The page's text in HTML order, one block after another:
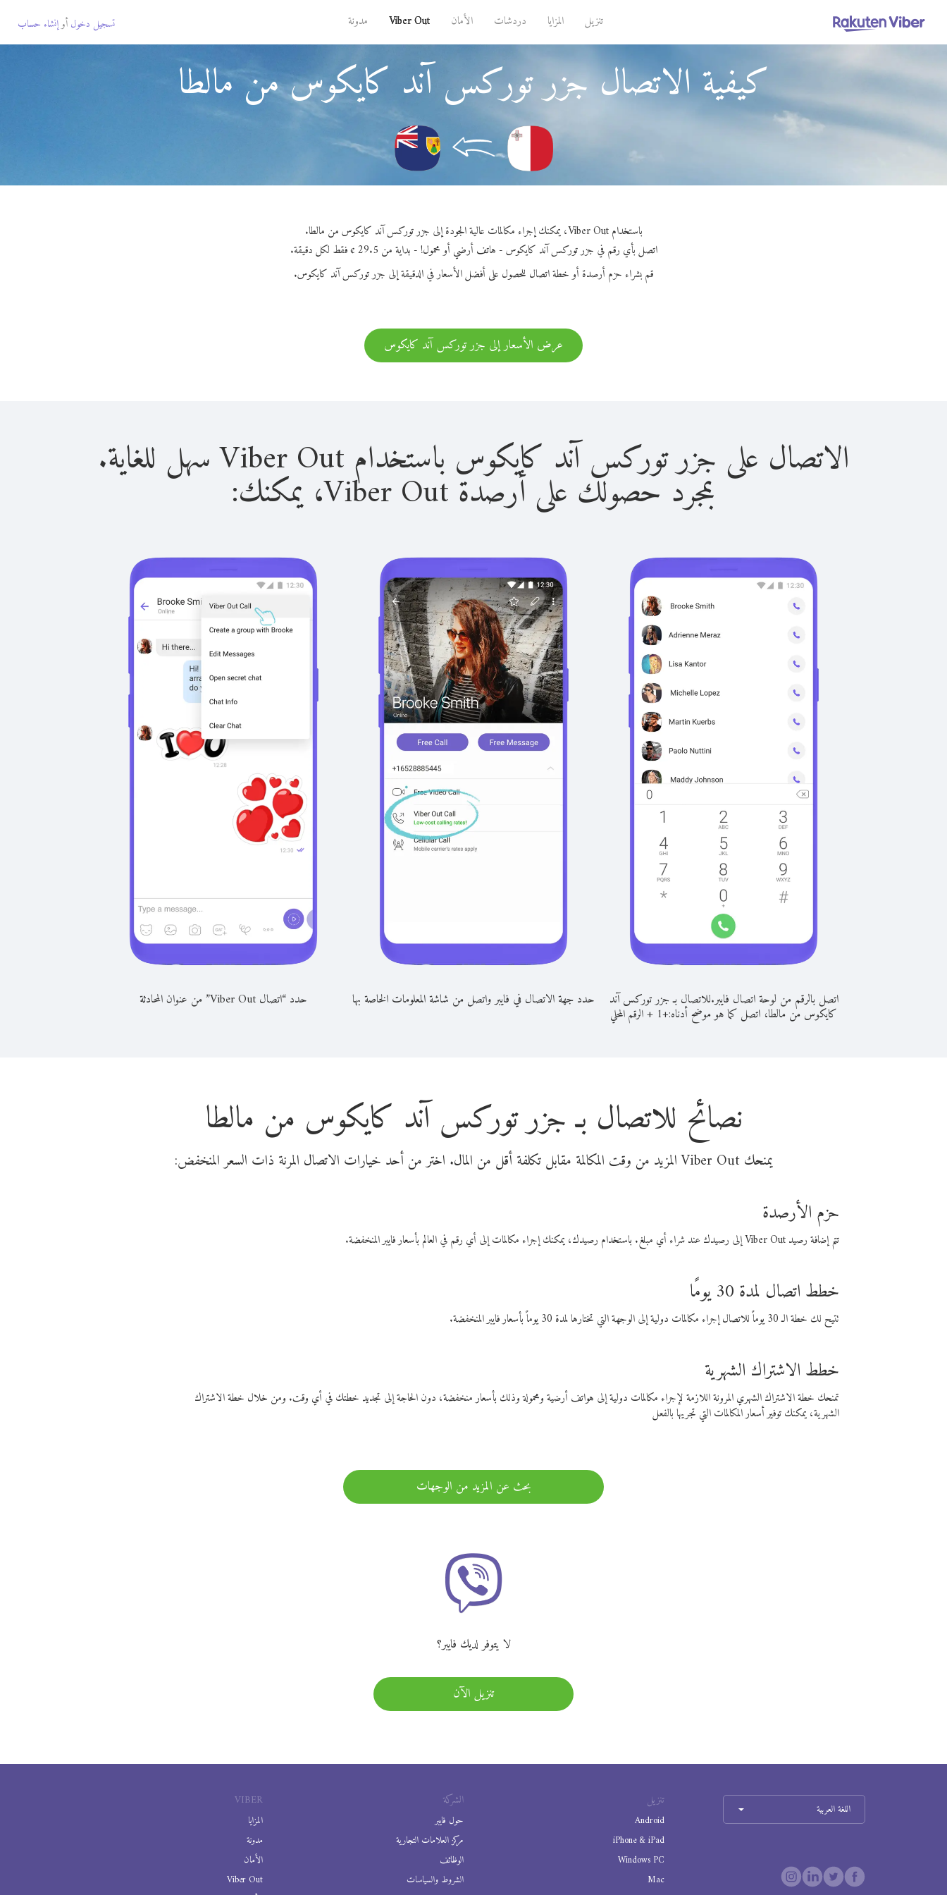
تنزيل المزايا دردشات الأمان Viber Out مدونة تسجيل دخول أوإنشاء حساب
كيفية الاتصال جزر توركس آند كايكوس من مالطا
باستخدام Viber Out، يمكنك إجراء مكالمات عالية الجودة إلى جزر توركس آند كايكوس من مالطا.
اتصل بأي رقم في جزر توركس آند كايكوس - هاتف أرضي أو محمول! - بداية من 29.5 ¢ فقط لكل دقيقة.
قم بشراء حزم أرصدة أو خطة اتصال للحصول على أفضل الأسعار في الدقيقة إلى جزر توركس آند كايكوس.
عرض الأسعار إلى جزر توركس آند كايكوس
الاتصال على جزر توركس آند كايكوس باستخدام Viber Out سهل للغاية.
بمجرد حصولك على أرصدة Viber Out، يمكنك:
اتصل بالرقم من لوحة اتصال فايبر.للاتصال بـ جزر توركس آند
كايكوس من مالطا، اتصل كما هو موضح أدناه:+
1
+الرقم المحلي
حدد جهة الاتصال في فايبر واتصل من شاشة المعلومات الخاصة بها حدد “اتصال Viber Out” من عنوان المحادثة
نصائح للاتصال بـ جزر توركس آند كايكوس من مالطا
يمنحك Viber Out المزيد من وقت المكالمة مقابل تكلفة أقل من المال. اختر من أحد خيارات الاتصال المرنة ذات السعر المنخفض:
حزم الأرصدة
تتم إضافة رصيد Viber Out إلى رصيدك عند شراء أي مبلغ. باستخدام رصيدك، يمكنك إجراء مكالمات إلى أي رقم في العالم بأسعار فايبر المنخفضة.
خطط اتصال لمدة 30 يومًا
تتيح لك خطة الـ 30 يوماً للاتصال إجراء مكالمات دولية إلى الوجهة التي تختارها لمدة 30 يوماً بأسعار فايبر المنخفضة.
خطط الاشتراك الشهرية
تمنحك خطة الاشتراك الشهري المرونة اللازمة لإجراء مكالمات دولية إلى هواتف أرضية ومحمولة وذلك بأسعار منخفضة، دون الحاجة إلى تجديد خطتك في أي وقت. ومن خلال خطة الاشتراك
الشهرية، يمكنك توفير أسعار المكالمات التي تجريها بالفعل
بحث عن المزيد من الوجهات
لا يتوفر لديك فايبر؟
تنزيل الآن
VIBER
المزايا
مدونة
الأمان
Viber Out
الشركة
حول فايبر
مركز العلامات التجارية
الوظائف
الشروط والسياسات
تنزيل
Android
iPhone & iPad
Windows PC
Mac
اللغة العربية